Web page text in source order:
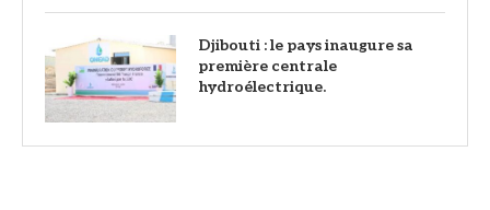
Djibouti : le pays inaugure sa
première centrale
hydroélectrique.